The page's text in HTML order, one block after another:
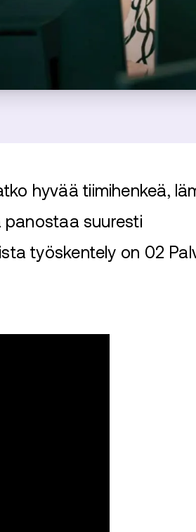
hyvää tiimihenkeä,
panostaa suuresti
työskentely on 02